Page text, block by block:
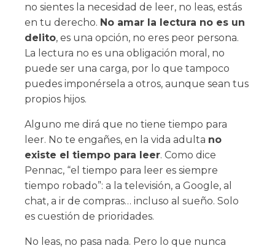
no sientes la necesidad de leer, no leas, estás
en tu derecho. No amar la lectura no es un
delito, es una opción, no eres peor persona.
La lectura no es una obligación moral, no
puede ser una carga, por lo que tampoco
puedes imponérsela a otros, aunque sean tus
propios hijos.
Alguno me dirá que no tiene tiempo para
leer. No te engañes, en la vida adulta no
existe el tiempo para leer. Como dice
Pennac, “el tiempo para leer es siempre
tiempo robado”: a la televisión, a Google, al
chat, a ir de compras… incluso al sueño. Solo
es cuestión de prioridades.
No leas, no pasa nada. Pero lo que nunca